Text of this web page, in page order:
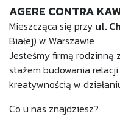
AGERE CONTRA
Mieszcząca się przy ul.
Białej) w Warszawie
Jesteśmy firmą rodzinną
stażem budowania relacji.
kreatywnością w
Co u nas znajdziesz?